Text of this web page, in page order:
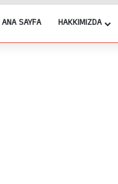
ANA SAYFA HAKKIMIZDA